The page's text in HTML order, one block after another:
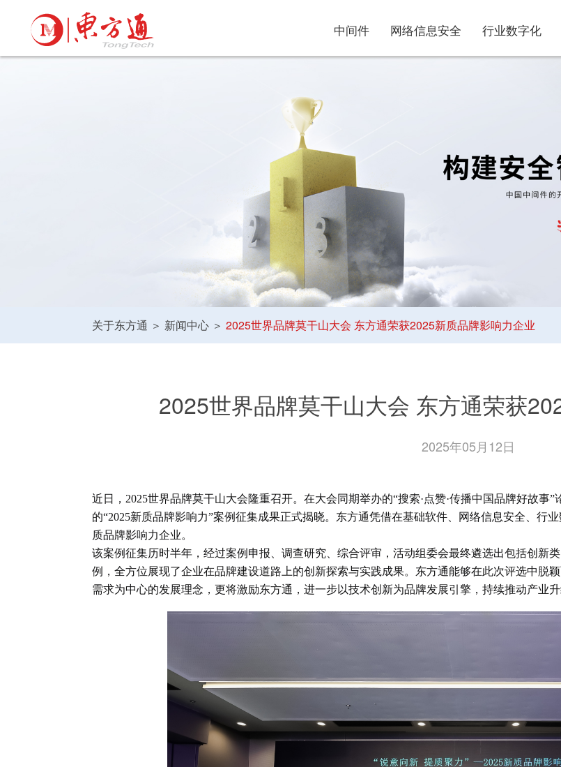
中间件 网络信息安全 行业数字化
关于东方通 ＞ 新闻中心 ＞ 2025世界品牌莫干山大会 东方通荣获2025新质品牌影响力企业
2025世界品牌莫干山大会 东方通荣获
2025年05月12日
近日，2025世界品牌莫干山大会隆重召开。在大会同期举办的“搜索·点赞·传播中国品牌好故
的“2025新质品牌影响力”案例征集成果正式揭晓。东方通凭借在基础软件、网络信息安全、行
质品牌影响力企业。
该案例征集历时半年，经过案例申报、调查研究、综合评审，活动组委会最终遴选出包括创新
例，全方位展现了企业在品牌建设道路上的创新探索与实践成果。东方通能够在此次评选中脱
需求为中心的发展理念，更将激励东方通，进一步以技术创新为品牌发展引擎，持续推动产业升